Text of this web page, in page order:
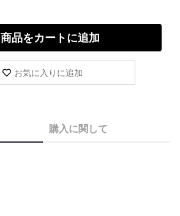
商品をカートに追加
お気に入りに追加
購入に関して